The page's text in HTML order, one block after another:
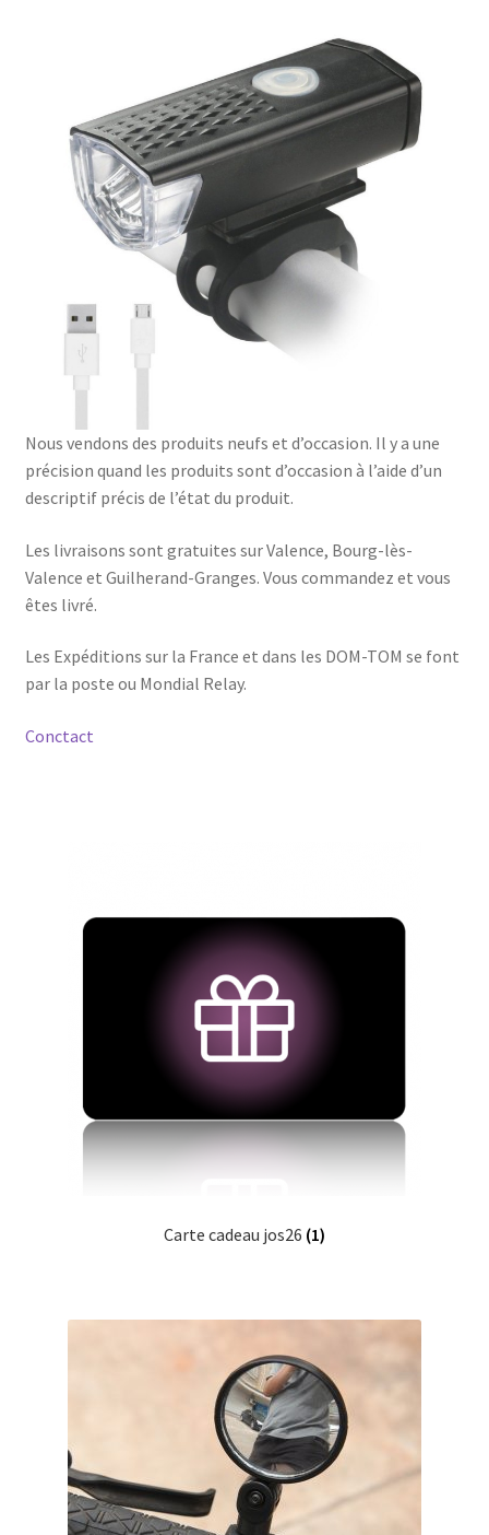
Nous vendons des produits neufs et d’occasion. Il y a une
précision quand les produits sont d’occasion à l’aide d’un
descriptif précis de l’état du produit.
Les livraisons sont gratuites sur Valence, Bourg-lès-
Valence et Guilherand-Granges. Vous commandez et vous
êtes livré.
Les Expéditions sur la France et dans les DOM-TOM se font
par la poste ou Mondial Relay.
Conctact
Carte cadeau jos26 (1)